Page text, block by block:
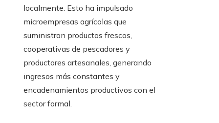
localmente. Esto ha impulsado
microempresas agrícolas que
suministran productos frescos,
cooperativas de pescadores y
productores artesanales, generando
ingresos más constantes y
encadenamientos productivos con el
sector formal.